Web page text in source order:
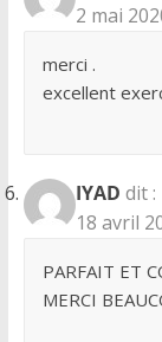
2 mai
merci .
excellent
IYAD dit :
18 avril
PARFAIT ET
MERCI